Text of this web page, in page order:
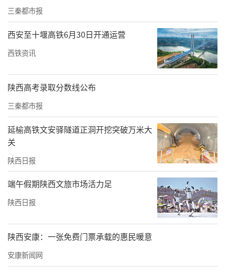
从实验室到果园：机器人“闯市场”的背后
“机器人不是实验室里的‘花瓶’，要能真正
帮果农干活！”杨增福团队带着这个念头，开
始着手于让机器人产业化。如今，他们的技术
已牵手多家企业，还在碑林区西安创新设计中
心“落户”，成立了唐耕机器人公司，让理论
知识变成能下地干活的“真家伙”。
在产业化过程中，碑林环大学科创集团提供路
三秦都市报
西安至十堰高铁6月30日开通运营
西铁资讯
陕西高考录取分数线公布
三秦都市报
延榆高铁文安驿隧道正洞开挖突破万米大
关
陕西日报
端午假期陕西文旅市场活力足
陕西日报
陕西安康：一张免费门票承载的惠民暖意
安康新闻网